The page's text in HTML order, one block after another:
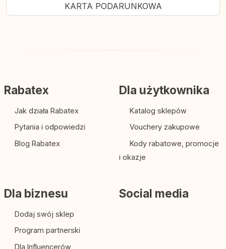
KARTA PODARUNKOWA
Rabatex
Jak działa Rabatex
Pytania i odpowiedzi
Blog Rabatex
Dla użytkownika
Katalog sklepów
Vouchery zakupowe
Kody rabatowe, promocje
i okazje
Dla biznesu
Dodaj swój sklep
Program partnerski
Dla Influencerów
Social media